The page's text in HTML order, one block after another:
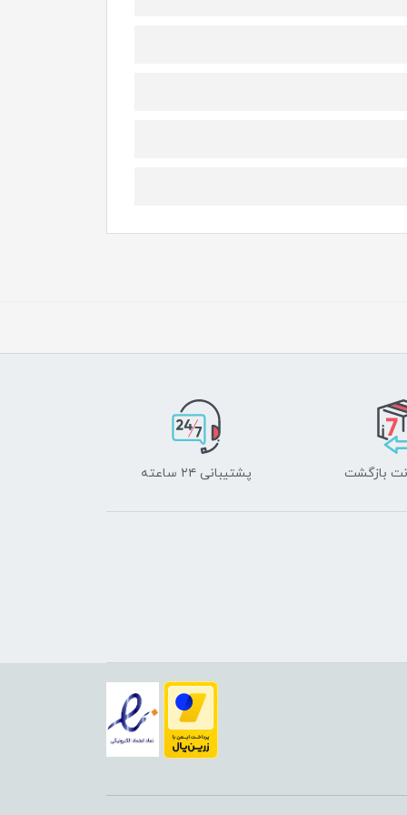
پشتیبانی ۲۴ ساعته